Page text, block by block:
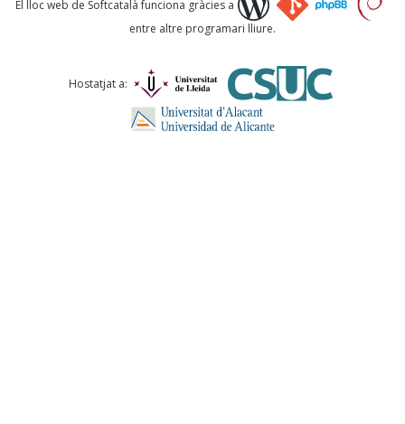
Comentari *
El lloc web de Softcatalà funciona gràcies a
entre altre programari lliure.
Hostatjat a: